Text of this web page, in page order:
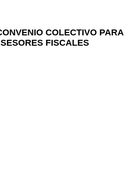
COLECTIVO PARA
FISCALES